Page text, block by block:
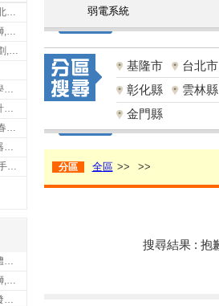
尚益燈光音響-燈光音響,台北燈光音響,台北燈光音響出租
同仁堂國術獅藝館-舞龍舞獅,台中舞龍舞獅
奇蹟娛樂樂團–樂團活動企劃,台中樂團表演,台中婚禮樂團
微展光電有限公司-台中光學鍍膜,optical filter taiwan,台灣光學鍍膜
佳岳景觀有限公司-景觀設計公司,台北景觀設計,台北景觀工程,中山區景觀設計
天創娛樂工作室-尾牙表演,春酒表演,板橋尾牙表演
昌全監視器有限公司-監視器安裝,高雄監視器安裝,鳳山區監視器安裝
李克手機-給您便宜好手機-手機收購,屏東手機收購
萬環機械股份有限公司-粉體塗裝設備,輸送機,輸送機設備,台南輸送機
同仁堂國術獅藝館-舞龍舞獅,台中舞龍舞獅
台南蔬菜批發-全豐蔬菜批發專送/台南蔬菜箱宅配到府
弱電系統
基隆市
台北市
彰化縣
雲林縣
金門縣
分區 全區 >> >>
搜尋結果 : 抱